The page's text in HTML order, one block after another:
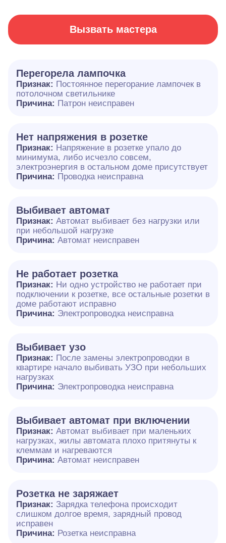
Вызвать мастера
Перегорела лампочка
Признак: Постоянное перегорание лампочек в
потолочном светильнике
Причина: Патрон неисправен
Нет напряжения в розетке
Признак: Напряжение в розетке упало до
минимума, либо исчезло совсем,
электроэнергия в остальном доме присутствует
Причина: Проводка неисправна
Выбивает автомат
Признак: Автомат выбивает без нагрузки или
при небольшой нагрузке
Причина: Автомат неисправен
Не работает розетка
Признак: Ни одно устройство не работает при
подключении к розетке, все остальные розетки в
доме работают исправно
Причина: Электропроводка неисправна
Выбивает узо
Признак: После замены электропроводки в
квартире начало выбивать УЗО при небольших
нагрузках
Причина: Электропроводка неисправна
Выбивает автомат при включении
Признак: Автомат выбивает при маленьких
нагрузках, жилы автомата плохо притянуты к
клеммам и нагреваются
Причина: Автомат неисправен
Розетка не заряжает
Признак: Зарядка телефона происходит
слишком долгое время, зарядный провод
исправен
Причина: Розетка неисправна